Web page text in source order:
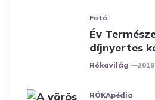
Fotó
Év
díjnyertes
Posted
Rókavilág
RÓKApédia